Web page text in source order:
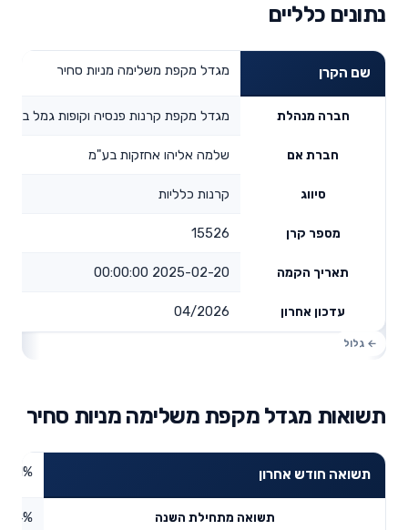
נתונים כלליים
שם הקרן מגדל מקפת משלימה מניות סחיר
חברה מנהלת מגדל מקפת קרנות פנסיה וקופות גמל בע"מ
חברת אם שלמה אליהו אחזקות בע"מ
סיווג קרנות כלליות
מספר קרן 15526
תאריך הקמה 2025-02-20 00:00:00
עדכון אחרון 04/2026
תשואות מגדל מקפת משלימה מניות סחיר
תשואה חודש אחרון
תשואה מתחילת השנה